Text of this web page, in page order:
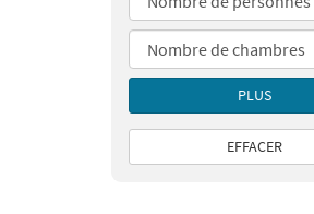
PLUS
EFFACER